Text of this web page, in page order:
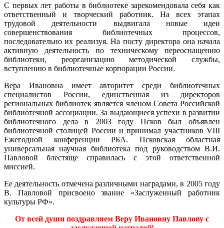
С первых лет работы в библиотеке зарекомендовала себя как
ответственный и творческий работник. На всех этапах
трудовой деятельности выдвигала новые идеи
совершенствования библиотечных процессов,
последовательно их реализуя. На посту директора она начала
активную деятельность по техническому переоснащению
библиотеки, реорганизацию методической службы,
вступлению в библиотечные корпорации России.
Вера Ивановна имеет авторитет среди библиотечных
специалистов России, единственная из директоров
региональных библиотек является членом Совета Российской
библиотечной ассоциации. За выдающиеся успехи в развитии
библиотечного дела в 2003 году Псков был объявлен
библиотечной столицей России и принимал участников VIII
Ежегодной конференции РБА. Псковская областная
универсальная научная библиотека под руководством В.И.
Павловой блестяще справилась с этой ответственной
миссией.
Ее деятельность отмечена различными наградами, в 2005 году
В. Павловой присвоено звание «Заслуженный работник
культуры РФ».
От всей души поздравляем Веру Ивановну Павлову с